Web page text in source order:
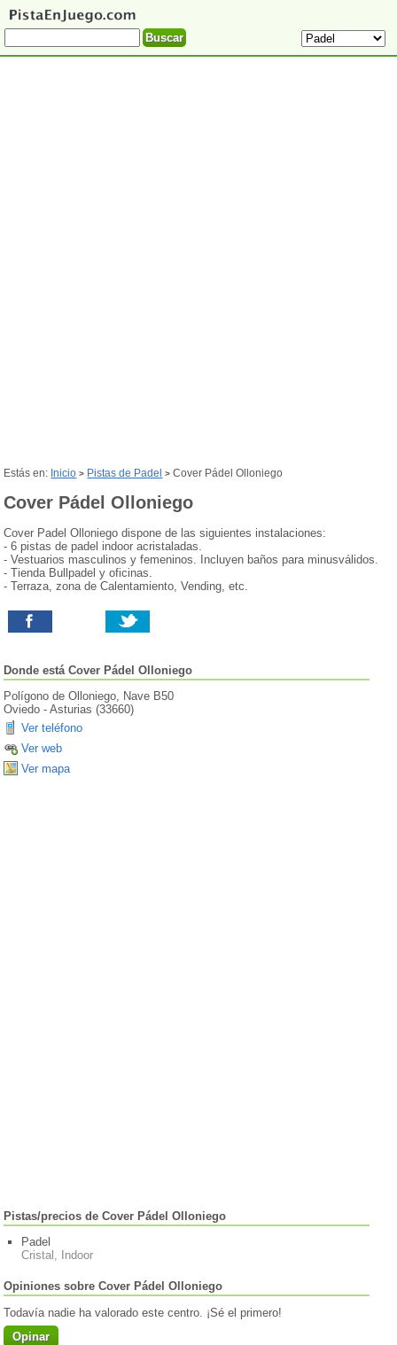
Estás en: Inicio > Pistas de Padel >Cover Pádel Olloniego
Cover Pádel Olloniego
Cover Padel Olloniego dispone de las siguientes instalaciones:
- 6 pistas de padel indoor acristaladas.
- Vestuarios masculinos y femeninos. Incluyen baños para minusválidos.
- Tienda Bullpadel y oficinas.
- Terraza, zona de Calentamiento, Vending, etc.
Donde estáCover Pádel Olloniego
Polígono de Olloniego, Nave B50
Oviedo -Asturias (33660)
Ver teléfono
Ver web
Ver mapa
Pistas/precios de Cover Pádel Olloniego
Padel
Cristal, Indoor
Opiniones sobre Cover Pádel Olloniego
Todavía nadie ha valorado este centro. ¡Sé el primero!
Opinar